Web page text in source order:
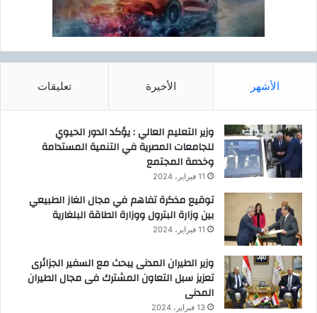
الأشهر الأخيرة تعليقات
وزير التعليم العالي : يؤكد الدور الحيوي
للجامعات المصرية في التنمية المستدامة
وخدمة المجتمع
11 فبراير، 2024
توقيع مذكرة تفاهم في مجال الغاز الطبيعي
بين وزارة البترول ووزارة الطاقة البلغارية
11 فبراير، 2024
وزير الطيران المدنى يبحث مع السفير الجزائرى
تعزيز سبل التعاون المشترك فى مجال الطيران
المدنى
13 فبراير، 2024